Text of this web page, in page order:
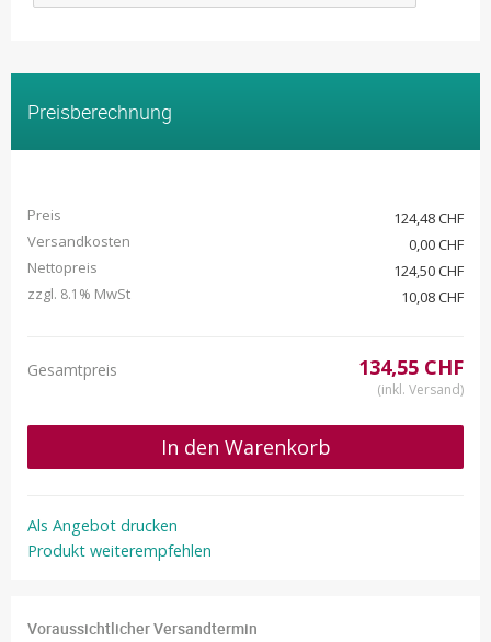
Preisberechnung
Preis
124,48 CHF
Versandkosten
0,00 CHF
Nettopreis
124,50 CHF
zzgl. 8.1% MwSt 10,08 CHF
Gesamtpreis 134,55 CHF
(inkl. Versand)
In den Warenkorb
Als Angebot drucken
Produkt weiterempfehlen
Voraussichtlicher Versandtermin